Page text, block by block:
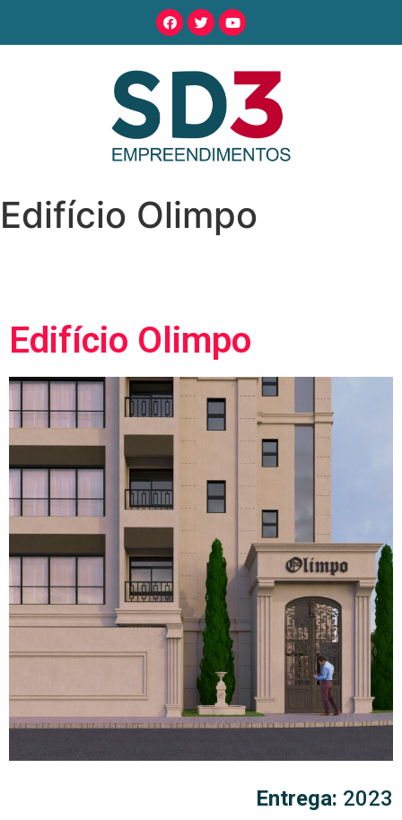
Edifício Olimpo
Edifício Olimpo
Entrega: 2023